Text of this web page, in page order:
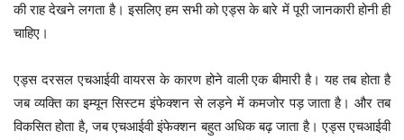
की राह देखने लगता है। इसलिए हम सभी को एड्स के बारे में पूरी जानकारी होनी ही
चाहिए।
एड्स दरसल एचआईवी वायरस के कारण होने वाली एक बीमारी है। यह तब होता है
जब व्यक्ति का इम्यून सिस्टम इंफेक्शन से लड़ने में कमजोर पड़ जाता है। और तब
विकसित होता है, जब एचआईवी इंफेक्शन बहुत अधिक बढ़ जाता है। एड्स एचआईवी